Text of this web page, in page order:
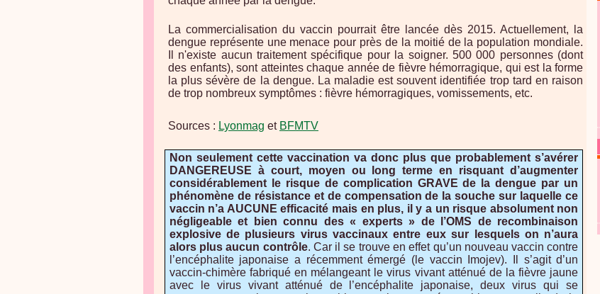
La commercialisation du vaccin pourrait être lancée dès 2015. Actuellement, la
dengue représente une menace pour près de la moitié de la population mondiale.
Il n'existe aucun traitement spécifique pour la soigner. 500 000 personnes (dont
des enfants), sont atteintes chaque année de fièvre hémorragique, qui est la forme
la plus sévère de la dengue. La maladie est souvent identifiée trop tard en raison
de trop nombreux symptômes : fièvre hémorragiques, vomissements, etc.
Sources : Lyonmag et BFMTV
Non seulement cette vaccination va donc plus que probablement s’avérer
DANGEREUSE à court, moyen ou long terme en risquant d’augmenter
considérablement le risque de complication GRAVE de la dengue par un
phénomène de résistance et de compensation de la souche sur laquelle ce
vaccin n’a AUCUNE efficacité mais en plus, il y a un risque absolument non
négligeable et bien connu des « experts » de l’OMS de recombinaison
explosive de plusieurs virus vaccinaux entre eux sur lesquels on n’aura
alors plus aucun contrôle. Car il se trouve en effet qu’un nouveau vaccin contre
l’encéphalite japonaise a récemment émergé (le vaccin Imojev). Il s’agit d’un
vaccin-chimère fabriqué en mélangeant le virus vivant atténué de la fièvre jaune
avec le virus vivant atténué de l’encéphalite japonaise, deux virus qui se